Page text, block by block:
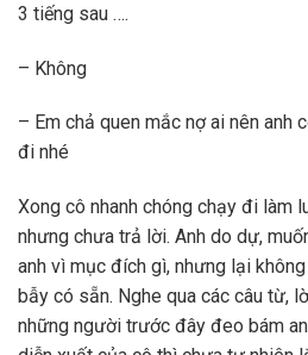
3 tiếng sau ….
– Không
– Em chả quen mắc nợ ai nên anh
đi nhé
Xong cô nhanh chóng chạy đi làm
nhưng chưa trả lời. Anh do dự,
anh vì mục đích gì, nhưng lại
bẫy có sẵn. Nghe qua các câu từ,
những người trước đây đeo bám